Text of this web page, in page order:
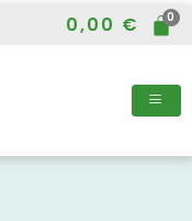
0,00 €